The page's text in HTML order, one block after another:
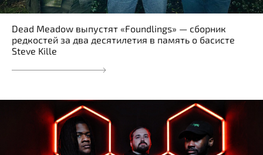
Dead Meadow выпустят «Foundlings» — сборник
редкостей за два десятилетия в память о басисте
Steve Kille